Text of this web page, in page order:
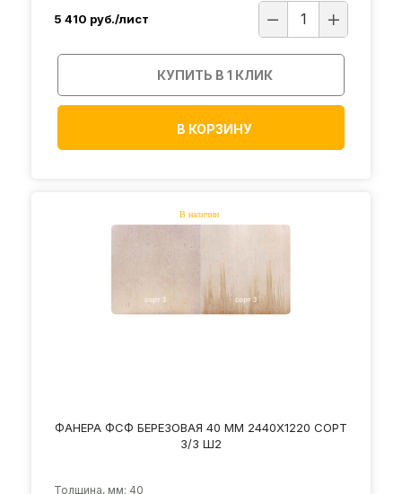
5 410 руб./лист
КУПИТЬ В 1 КЛИК
В КОРЗИНУ
ФАНЕРА ФСФ БЕРЕЗОВАЯ 40 ММ 2440Х1220 СОРТ
3/3 Ш2
Толщина, мм: 40